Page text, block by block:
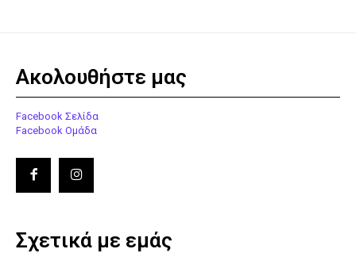
Ακολουθήστε μας
Facebook Σελίδα
Facebook Ομάδα
Σχετικά με εμάς